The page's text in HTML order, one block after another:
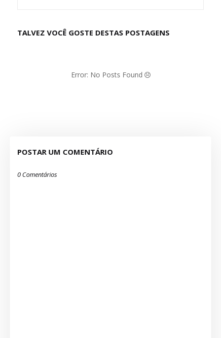
TALVEZ VOCÊ GOSTE DESTAS POSTAGENS
Error: No Posts Found
POSTAR UM COMENTÁRIO
0 Comentários